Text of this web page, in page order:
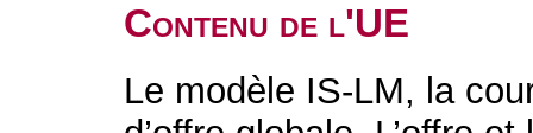
Contenu de l'UE
Le modèle IS-LM, la